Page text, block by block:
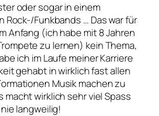
oder sogar in einem
Rock-/Funkbands … Das war für
Anfang (ich habe mit 8 Jahren
zu lernen) kein Thema,
ich im Laufe meiner Karriere
gehabt in wirklich fast allen
Musik machen zu
macht wirklich sehr viel Spass
langweilig!